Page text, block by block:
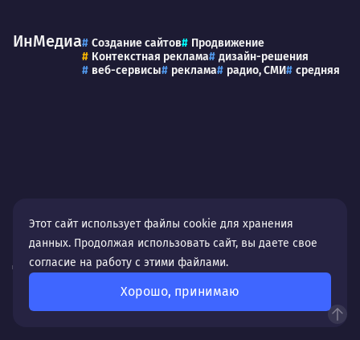
ИнМедиа Создание сайтов
Продвижение
Контекстная реклама
дизайн-решения
веб-сервисы
реклама радио, СМИ средняя
Деревянные
карты мира
Создание сайтов
посадочные страницы | landing page
дизайн-решения
дом и офис
Этот сайт использует файлы cookie для хранения
данных. Продолжая использовать сайт, вы даете свое
согласие на работу с этими файлами.
Хорошо, принимаю